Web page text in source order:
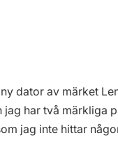
dator av märket
jag har två märkliga
jag inte hittar